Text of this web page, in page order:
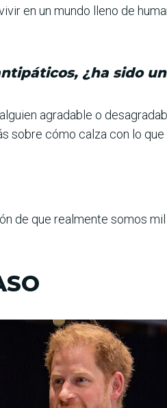
en un mundo lleno de
¿ha sido
agradable o
sobre cómo calza con lo
de que realmente somos